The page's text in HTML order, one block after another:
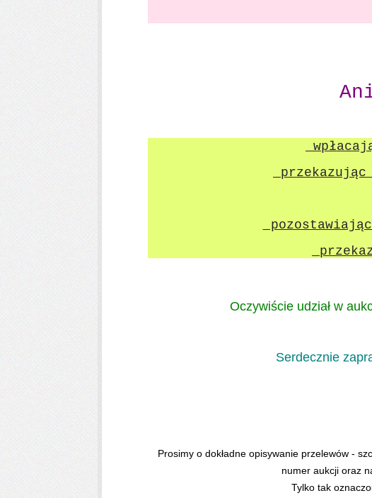
Oczywiście udział w
Serdecznie
Prosimy o dokładne opisywanie przelewów -
numer aukcji oraz
Tylko tak